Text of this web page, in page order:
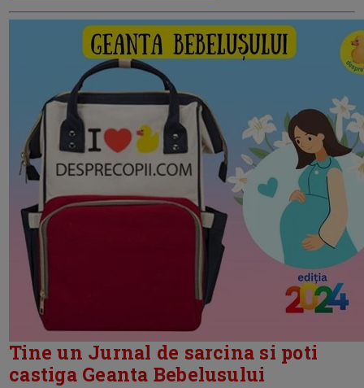
Tine un Jurnal de sarcina si poti
castiga Geanta Bebelusului